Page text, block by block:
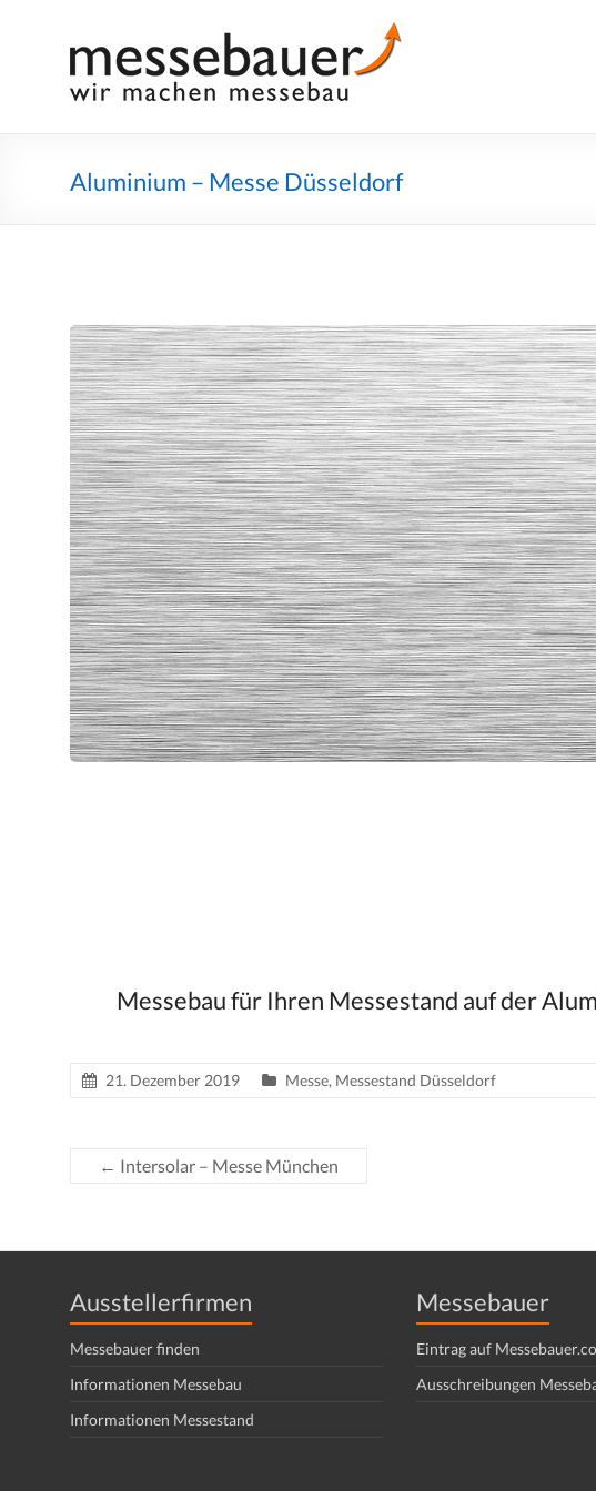
Messebauer
machen
Messebau
Aluminium – Messe Düsseldorf
Messebau für Ihren Messestand auf der
21. Dezember 2019 Messe, Messestand Düsseldorf
← Intersolar – Messe München
Ausstellerfirmen
Messebauer finden
Informationen Messebau
Informationen Messestand
Messebauer
Eintrag auf
Ausschreibungen